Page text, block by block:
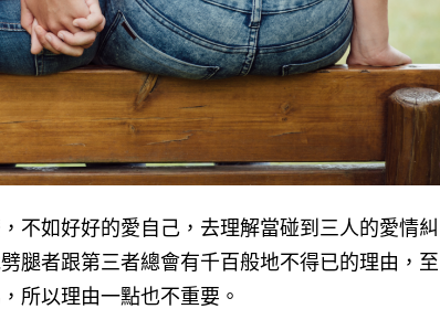
不如好好的愛自己，去理解當碰到三人的愛情糾
腿者跟第三者總會有千百般地不得已的理由，至
所以理由一點也不重要。